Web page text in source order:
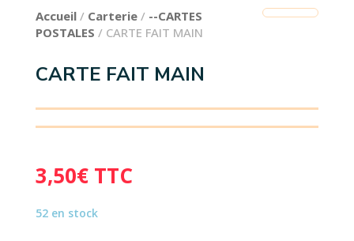
Accueil/ Carterie/ --CARTES
POSTALES / CARTE FAIT MAIN
CARTE FAIT MAIN
3,50€ TTC
52 en stock